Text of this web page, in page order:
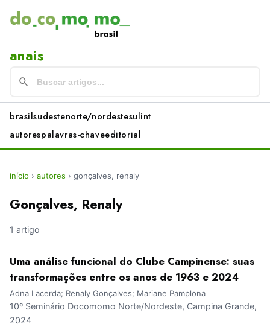
anais
brasilsudestenorte/nordestesulint
autorespalavras-chaveeditorial
início › autores › gonçalves, renaly
Gonçalves, Renaly
1 artigo
Uma análise funcional do Clube Campinense: suas
transformações entre os anos de 1963 e 2024
Adna Lacerda; Renaly Gonçalves; Mariane Pamplona
10º Seminário Docomomo Norte/Nordeste, Campina Grande,
2024